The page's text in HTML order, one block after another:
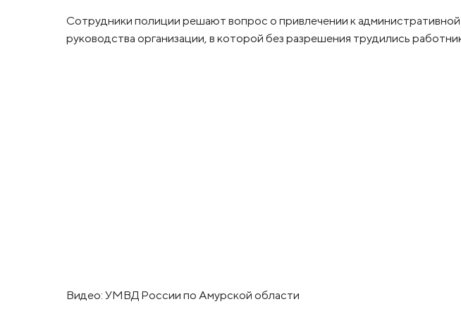
Сотрудники полиции решают вопрос о привлечении к
руководства организации, в которой без разрешения трудились
Видео: УМВД России по Амурской области